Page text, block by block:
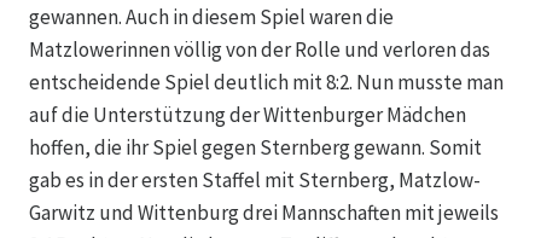
gewannen. Auch in diesem Spiel waren die
Matzlowerinnen völlig von der Rolle und verloren das
entscheidende Spiel deutlich mit 8:2. Nun musste man
auf die Unterstützung der Wittenburger Mädchen
hoffen, die ihr Spiel gegen Sternberg gewann. Somit
gab es in der ersten Staffel mit Sternberg, Matzlow-
Garwitz und Wittenburg drei Mannschaften mit jeweils